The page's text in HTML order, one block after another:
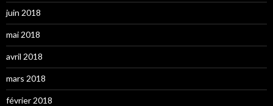
juin 2018
mai 2018
avril 2018
mars 2018
février 2018